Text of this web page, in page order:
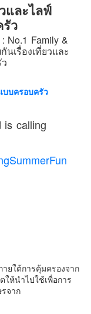
และไลฟ์
ว
No.1 Family &
นเรื่องเที่ยวและ
บบครอบครัว
is calling
ยใต้การคุ้มครองจาก
ห้นำไปใช้เพื่อการ
จาก